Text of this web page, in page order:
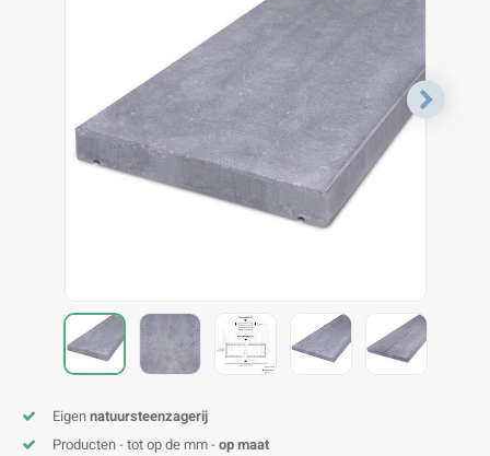
Eigennatuursteenzagerij
Producten - tot op de mm -op maat